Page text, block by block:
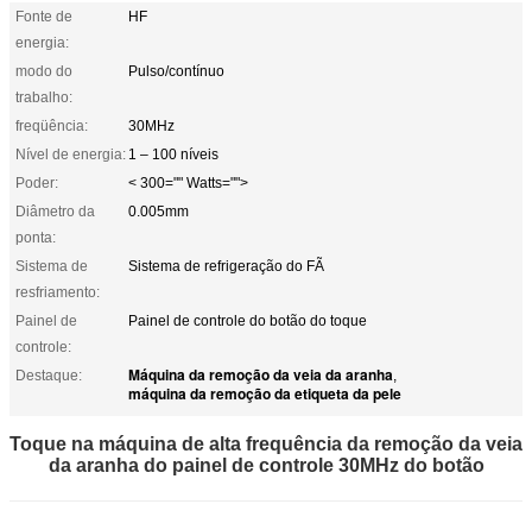
Fonte de
energia:
HF
modo do
trabalho:
Pulso/contínuo
freqüência:
30MHz
Nível de energia: 1 – 100 níveis
Poder:
< 300="" Watts="">
Diâmetro da
ponta:
0.005mm
Sistema de
resfriamento:
Sistema de refrigeração do FÃ
Painel de
controle:
Painel de controle do botão do toque
Destaque: Máquina da remoção da veia da aranha,
máquina da remoção da etiqueta da pele
Toque na máquina de alta frequência da remoção da veia
da aranha do painel de controle 30MHz do botão